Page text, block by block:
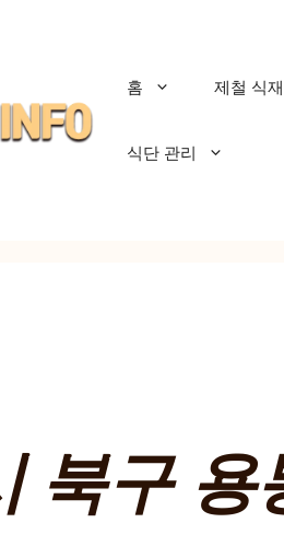
홈 제철 식
식단 관리
북구